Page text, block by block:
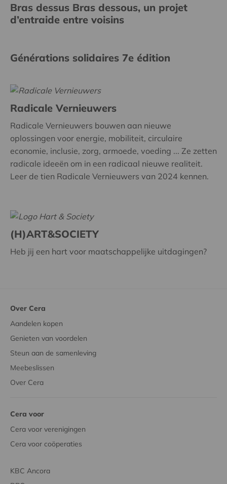
Bras dessus Bras dessous, un projet
d’entraide entre voisins
Générations solidaires 7e édition
Radicale Vernieuwers
Radicale Vernieuwers bouwen aan nieuwe
oplossingen voor energie, mobiliteit, circulaire
economie, inclusie, zorg, armoede, voeding ... Ze zetten
radicale ideeën om in een radicaal nieuwe realiteit.
Leer de tien Radicale Vernieuwers van 2024 kennen.
(H)ART&SOCIETY
Heb jij een hart voor maatschappelijke uitdagingen?
Over Cera
Aandelen kopen
Genieten van voordelen
Steun aan de samenleving
Meebeslissen
Over Cera
Cera voor
Cera voor verenigingen
Cera voor coöperaties
KBC Ancora